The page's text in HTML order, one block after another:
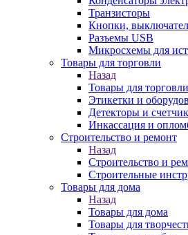
Транзисторы
Кнопки,
Разъемы USB
Микросхемы для
Товары для торговли
Назад
Товары для торговли
Этикетки и
Детекторы и
Инкассация и
Строительство и ремонт
Назад
Строительство и
Строительные
Товары для дома
Назад
Товары для дома
Товары для